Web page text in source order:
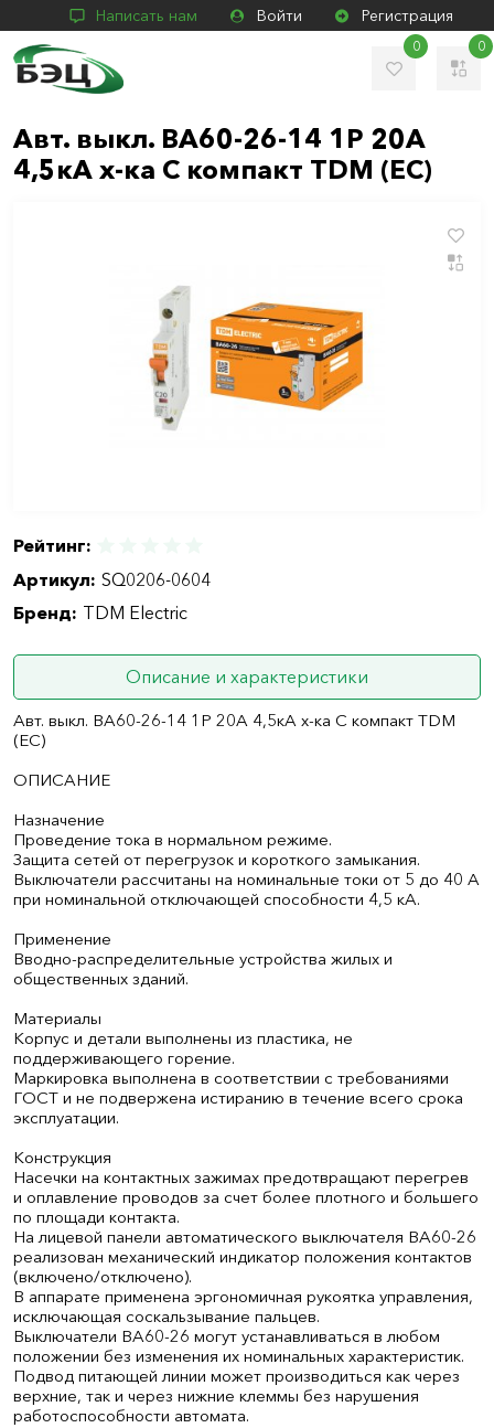
Написать нам Войти Регистрация
0 0
Авт. выкл. ВА60-26-14 1P 20А
4,5кА х-ка С компакт TDM (ЕС)
Рейтинг:
Артикул: SQ0206-0604
Бренд: TDM Electric
Описание и характеристики
Авт. выкл. ВА60-26-14 1P 20А 4,5кА х-ка С компакт TDM
(ЕС)
ОПИСАНИЕ
Назначение
Проведение тока в нормальном режиме.
Защита сетей от перегрузок и короткого замыкания.
Выключатели рассчитаны на номинальные токи от 5 до 40 А
при номинальной отключающей способности 4,5 кА.
Применение
Вводно-распределительные устройства жилых и
общественных зданий.
Материалы
Корпус и детали выполнены из пластика, не
поддерживающего горение.
Маркировка выполнена в соответствии с требованиями
ГОСТ и не подвержена истиранию в течение всего срока
эксплуатации.
Конструкция
Насечки на контактных зажимах предотвращают перегрев
и оплавление проводов за счет более плотного и большего
по площади контакта.
На лицевой панели автоматического выключателя ВА60-26
реализован механический индикатор положения контактов
(включено/отключено).
В аппарате применена эргономичная рукоятка управления,
исключающая соскальзывание пальцев.
Выключатели ВА60-26 могут устанавливаться в любом
положении без изменения их номинальных характеристик.
Подвод питающей линии может производиться как через
верхние, так и через нижние клеммы без нарушения
работоспособности автомата.